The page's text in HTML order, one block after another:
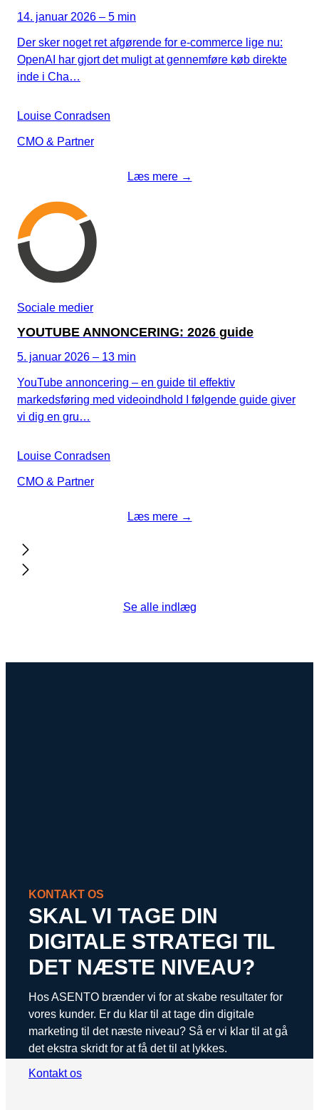
14. januar 2026 – 5 min
Der sker noget ret afgørende for e-commerce lige nu:
OpenAI har gjort det muligt at gennemføre køb direkte
inde i Cha…
Louise Conradsen
CMO & Partner
Læs mere →
Sociale medier
YOUTUBE ANNONCERING: 2026 guide
5. januar 2026 – 13 min
YouTube annoncering – en guide til effektiv
markedsføring med videoindhold I følgende guide giver
vi dig en gru…
Louise Conradsen
CMO & Partner
Læs mere →
Se alle indlæg
KONTAKT OS
SKAL VI TAGE DIN
DIGITALE STRATEGI TIL
DET NÆSTE NIVEAU?
Hos ASENTO brænder vi for at skabe resultater for
vores kunder. Er du klar til at tage din digitale
marketing til det næste niveau? Så er vi klar til at gå
det ekstra skridt for at få det til at lykkes.
Kontakt os